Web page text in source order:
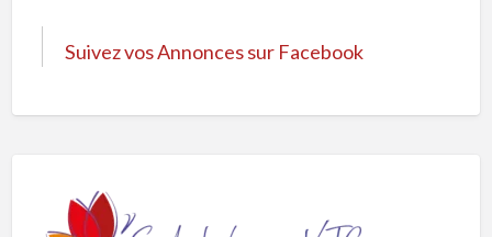
Suivez vos Annonces sur Facebook